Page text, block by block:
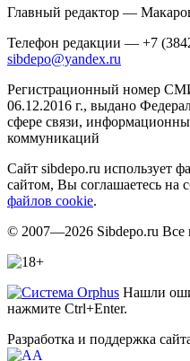
Главный редактор —
Телефон редакции — +7
sibdepo@yandex.ru
Регистрационный номер
06.12.2016 г., выдано
сфере связи,
коммуникаций
Сайт sibdepo.ru использует
сайтом, Вы соглашаетесь
файлов cookie.
© 2007—2026 Sibdepo.ru Все
Нашли
нажмите Ctrl+Enter.
Разработка и поддержка